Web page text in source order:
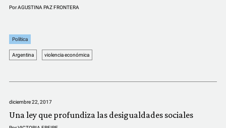
PorAGUSTINA PAZ FRONTERA
Política
Argentina violencia económica
diciembre 22, 2017
Una ley que profundiza las desigualdades sociales